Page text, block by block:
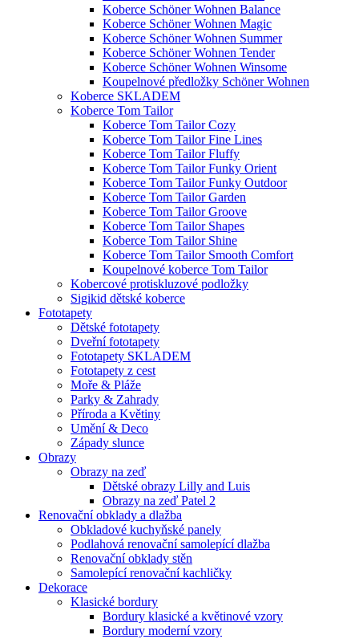
Koberce Schöner Wohnen Balance
Koberce Schöner Wohnen Magic
Koberce Schöner Wohnen Summer
Koberce Schöner Wohnen Tender
Koberce Schöner Wohnen Winsome
Koupelnové předložky Schöner Wohnen
Koberce SKLADEM
Koberce Tom Tailor
Koberce Tom Tailor Cozy
Koberce Tom Tailor Fine Lines
Koberce Tom Tailor Fluffy
Koberce Tom Tailor Funky Orient
Koberce Tom Tailor Funky Outdoor
Koberce Tom Tailor Garden
Koberce Tom Tailor Groove
Koberce Tom Tailor Shapes
Koberce Tom Tailor Shine
Koberce Tom Tailor Smooth Comfort
Koupelnové koberce Tom Tailor
Kobercové protiskluzové podložky
Sigikid dětské koberce
Fototapety
Dětské fototapety
Dveřní fototapety
Fototapety SKLADEM
Fototapety z cest
Moře & Pláže
Parky & Zahrady
Příroda a Květiny
Umění & Deco
Západy slunce
Obrazy
Obrazy na zeď
Dětské obrazy Lilly and Luis
Obrazy na zeď Patel 2
Renovační obklady a dlažba
Obkladové kuchyňské panely
Podlahová renovační samolepící dlažba
Renovační obklady stěn
Samolepící renovační kachličky
Dekorace
Klasické bordury
Bordury klasické a květinové vzory
Bordury moderní vzory